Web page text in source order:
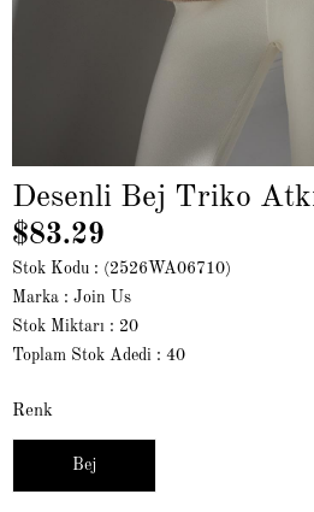
Desenli Bej Triko
$83.29
Stok Kodu
(2526WA06710)
Marka : Join Us
Stok Miktarı : 20
Toplam Stok Adedi : 40
Renk
Bej